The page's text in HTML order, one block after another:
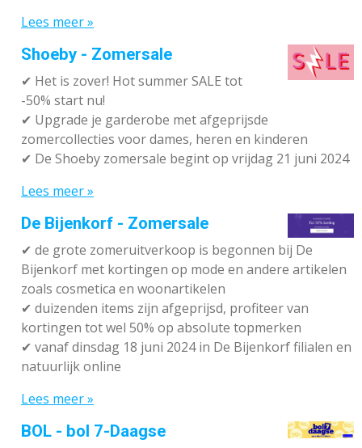
Lees meer »
Shoeby - Zomersale
✔ Het is zover! Hot summer SALE tot
-50% start nu!
✔ Upgrade je garderobe met afgeprijsde
zomercollecties voor dames, heren en kinderen
✔ De Shoeby zomersale begint op vrijdag 21 juni 2024
Lees meer »
De Bijenkorf - Zomersale
✔ de grote zomeruitverkoop is begonnen bij De
Bijenkorf met kortingen op mode en andere artikelen
zoals cosmetica en woonartikelen
✔ duizenden items zijn afgeprijsd, profiteer van
kortingen tot wel 50% op absolute topmerken
✔ vanaf dinsdag 18 juni 2024 in De Bijenkorf filialen en
natuurlijk online
Lees meer »
BOL - bol 7-Daagse